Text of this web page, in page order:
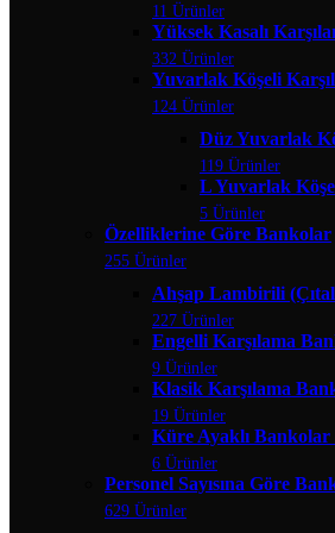
11 Ürünler
Yüksek Kasalı
332 Ürünler
Yuvarlak Köşeli
124 Ürünler
Düz Yuvarlak
119 Ürünler
L Yuvarlak
5 Ürünler
Özelliklerine Göre Bankolar
255 Ürünler
Ahşap Lambirili
227 Ürünler
Engelli Karşılama
9 Ürünler
Klasik Karşılama
19 Ürünler
Küre Ayaklı Bankolar
6 Ürünler
Personel Sayısına Göre
629 Ürünler